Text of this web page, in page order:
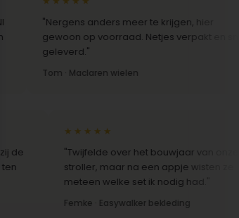
"Nergens anders meer te krijgen, hier
gewoon op voorraad. Netjes verpakt en snel
geleverd."
Tom · Maclaren wielen
★★★★★
"Twijfelde over het bouwjaar van onze
stroller, maar na een appje wisten ze
meteen welke set ik nodig had."
Femke · Easywalker bekleding